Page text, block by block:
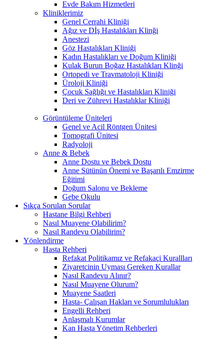
Evde Bakım Hizmetleri
Kliniklerimiz
Genel Cerrahi Kliniği
Ağız ve Dİş Hastalıkları Klinği
Anestezi
Göz Hastalıkları Kliniği
Kadın Hastalıkları ve Doğum Kliniği
Kulak Burun Boğaz Hastalıkları Klinği
Ortopedi ve Travmatoloji Kliniği
Üroloji Kliniği
Çocuk Sağlığı ve Hastalıkları Kliniği
Deri ve Zührevi Hastalıklar Kliniği
Görüntüleme Üniteleri
Genel ve Acil Röntgen Ünitesi
Tomografi Ünitesi
Radyoloji
Anne & Bebek
Anne Dostu ve Bebek Dostu
Anne Sütünün Önemi ve Başarılı Emzirme
Eğitimi
Doğum Salonu ve Bekleme
Gebe Okulu
Sıkça Sorulan Sorular
Hastane Bilgi Rehberi
Nasıl Muayene Olabilirim?
Nasıl Randevu Olabilirim?
Yönlendirme
Hasta Rehberi
Refakat Politikamız ve Refakaçi Kurallları
Ziyaretcinin Uyması Gereken Kurallar
Nasıl Randevu Alınır?
Nasıl Muayene Olurum?
Muayene Saatleri
Hasta- Çalışan Hakları ve Sorumlulukları
Engelli Rehberi
Anlaşmalı Kurumlar
Kan Hasta Yönetim Rehberleri